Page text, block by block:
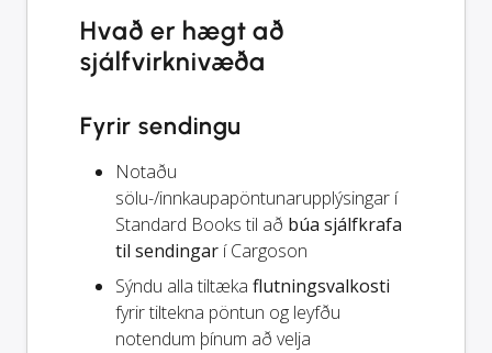
Hvað er hægt að
sjálfvirknivæða
Fyrir sendingu
Notaðu
sölu-/innkaupapöntunarupplýsingar í
Standard Books til að búa sjálfkrafa
til sendingar í Cargoson
Sýndu alla tiltæka flutningsvalkosti
fyrir tiltekna pöntun og leyfðu
notendum þínum að velja